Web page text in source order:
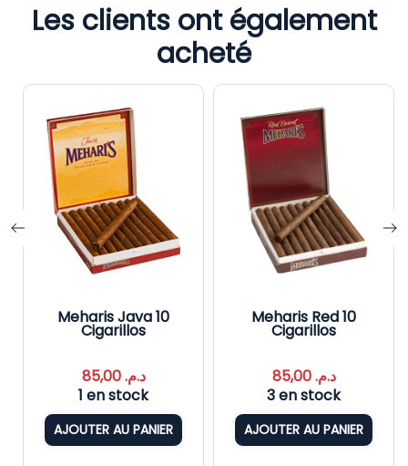
Les clients ont également
acheté
Meharis Java 10
Cigarillos
د.م.85,00
1 en stock
AJOUTER AU PANIER
Meharis Red 10
Cigarillos
د.م.85,00
3 en stock
AJOUTER AU PANIER